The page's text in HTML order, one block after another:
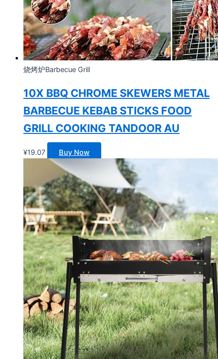
烧烤炉Barbecue Grill
10X BBQ CHROME SKEWERS METAL
BARBECUE KEBAB STICKS FOOD
GRILL COOKING TANDOOR AU
¥19.07 Buy Now